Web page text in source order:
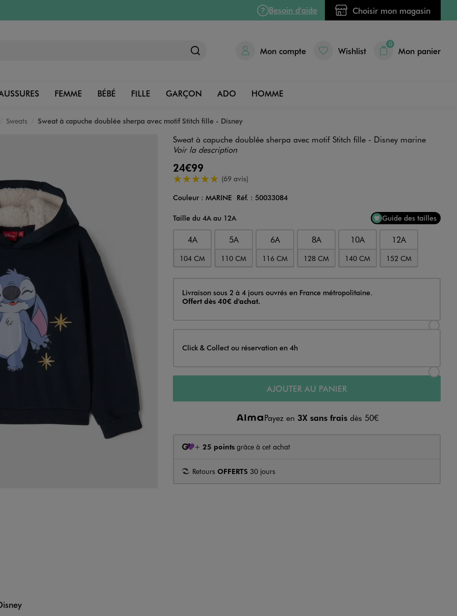
Besoin d'aide Choisir mon magasin
Mon compte Wishlist
0
Mon panier
FEMME BÉBÉ FILLE GARÇON ADO HOMME
Sweats Sweat à capuche doublée sherpa avec motif Stitch fille - Disney
Sweat à capuche doublée sherpa avec motif Stitch fille - Disney marine
Voir la description
24€99
5/5 de moyenne(69 avis)
Couleur
Couleur : MARINE Réf. : 50033084
Taille du 4A au 12A
Guide des tailles
4A
104 CM
5A
110 CM
6A
116 CM
8A
128 CM
10A
140 CM
12A
152 CM
Livraison
Livraison sous 2 à 4 jours ouvrés en France métropolitaine.
Offert dès 40€ d'achat.
Click & Collect ou réservation en 4h
AJOUTER AU PANIER
Payez en 3X sans fraisdès 50€
+ 25 pointsgrâce à cet achat
Retours OFFERTS 30 jours